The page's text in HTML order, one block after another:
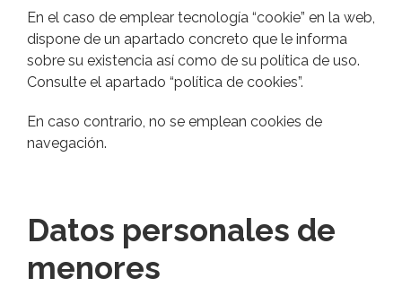
En el caso de emplear tecnología “cookie” en la web,
dispone de un apartado concreto que le informa
sobre su existencia así como de su política de uso.
Consulte el apartado “política de cookies”.
En caso contrario, no se emplean cookies de
navegación.
Datos personales de
menores